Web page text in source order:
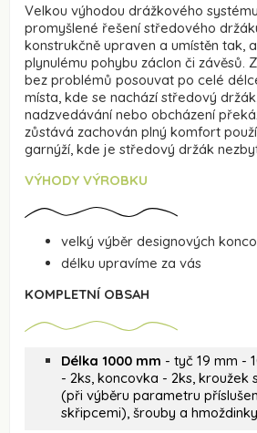
Velkou výhodou drážkového
promyšlené řešení středového
konstrukčně upraven a umístěn tak,
plynulému pohybu záclon či závěsů.
bez problémů posouvat po celé
místa, kde se nachází středový
nadzvedávání nebo obcházení
zůstává zachován plný komfort
garnýží, kde je středový držák
VÝHODY VÝROBKU
velký výběr designových
délku upravíme za vás
KOMPLETNÍ OBSAH
Délka 1000 mm - tyč 19 mm -
- 2ks, koncovka - 2ks, kroužek
(při výběru parametru
skřipcemi), šrouby a